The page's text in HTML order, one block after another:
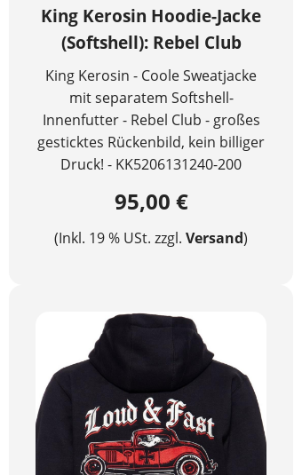
King Kerosin Hoodie-Jacke
(Softshell): Rebel Club
King Kerosin - Coole Sweatjacke
mit separatem Softshell-
Innenfutter - Rebel Club - großes
gesticktes Rückenbild, kein billiger
Druck! - KK5206131240-200
95,00 €
(Inkl. 19 % USt. zzgl. Versand)